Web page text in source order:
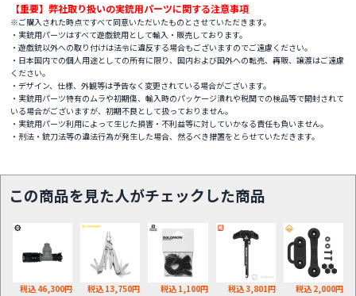
【重要】弊社取り扱いの実銃用パーツに関する注意事項
※ご購入された時点ですべて同意いただいたものとさせていただきます。
・実銃用パーツはすべて遊戯銃用として輸入・販売しております。
・遊戯銃以外への取り付けは法令に違反する場合もございますのでご遠慮ください。
・日本国内での個人用途としての所有に限り、国内および国外への転売、再販、譲渡はご遠慮
ください。
・デザイン、仕様、外観等は予告なく変更されている場合がございます。
・実銃用パーツ特有のムラや初期傷、輸入時のパッケージ潰れや税関での検品等で開封されて
いる場合がございますが、初期不良として扱っておりません。
・実銃用パーツ利用によって生じた損害・不利益等に対していかなる責任も負いません。
・刑法・銃刀法等の違法行為が発生した場合、然るべき措置をとらせていただきます。
この商品を見た人がチェックした商品
税込 46,300円 税込 13,750円 税込 1,100円 税込 3,801円 税込 2,000円